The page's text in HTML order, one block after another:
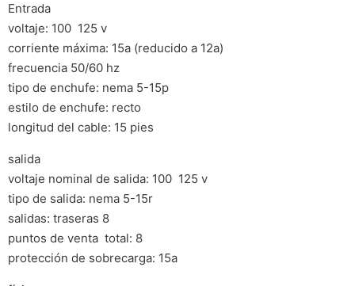
Entrada
voltaje: 100  125 v
corriente máxima: 15a (reducido a 12a)
frecuencia 50/60 hz
tipo de enchufe: nema 5-15p
estilo de enchufe: recto
longitud del cable: 15 pies
salida
voltaje nominal de salida: 100  125 v
tipo de salida: nema 5-15r
salidas: traseras 8
puntos de venta  total: 8
protección de sobrecarga: 15a